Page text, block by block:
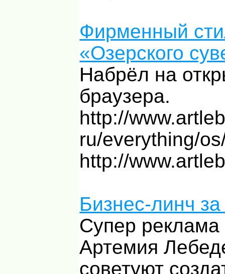
Фирменный
«Озерского
Набрёл на
браузера.
http://
ru/everything/
http://
Бизнес-линч
Cупер реклама
Артемия
советуют